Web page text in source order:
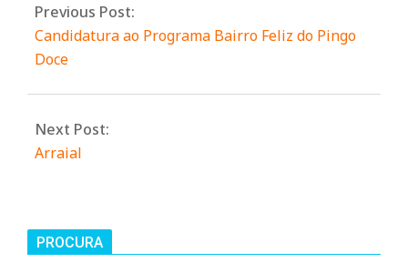
n
d
e
Previous Post:
Candidatura ao Programa Bairro Feliz do Pingo
Doce
Next Post:
Arraial
PROCURA